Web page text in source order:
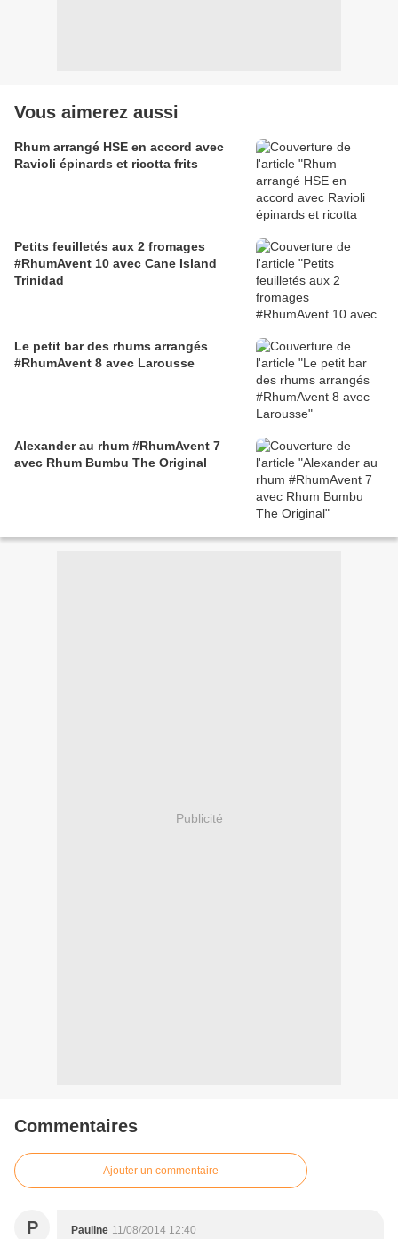
Vous aimerez aussi
Rhum arrangé HSE en accord avec
Ravioli épinards et ricotta frits
Petits feuilletés aux 2 fromages
#RhumAvent 10 avec Cane Island
Trinidad
Le petit bar des rhums arrangés
#RhumAvent 8 avec Larousse
Alexander au rhum #RhumAvent 7
avec Rhum Bumbu The Original
Publicité
Commentaires
Ajouter un commentaire
P Pauline 11/08/2014 12:40